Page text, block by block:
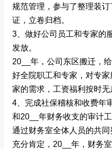
规范管理，参与了整理装
证，立卷归档。
3、做好公司员工和专家的
发放。
20__年，公司东区搬迁，
好全院职工和专家，对专
家的需求，工资福利按时无
4、完成社保稽核和收费年
和20__年财务收支的审计工
通过财务室全体人员的共
充分肯定，20__年，财务